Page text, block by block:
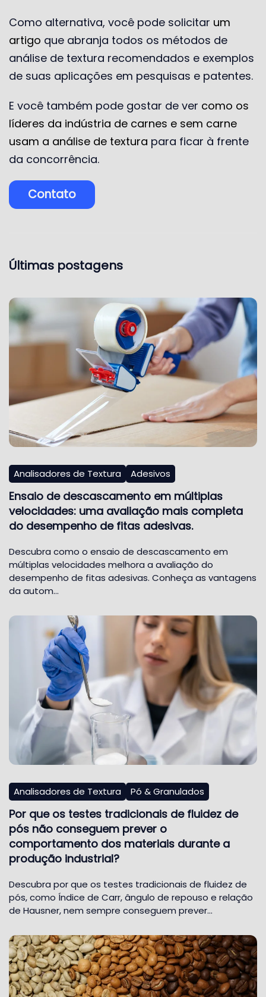
Como alternativa, você pode solicitar um
artigo que abranja todos os métodos de
análise de textura recomendados e exemplos
de suas aplicações em pesquisas e patentes.
E você também pode gostar de ver como os
líderes da indústria de carnes e sem carne
usam a análise de textura para ficar à frente
da concorrência.
Contato
Últimas postagens
Analisadores de Textura Adesivos
Ensaio de descascamento em múltiplas
velocidades: uma avaliação mais completa
do desempenho de fitas adesivas.
Descubra como o ensaio de descascamento em
múltiplas velocidades melhora a avaliação do
desempenho de fitas adesivas. Conheça as vantagens
da autom…
Analisadores de Textura Pó & Granulados
Por que os testes tradicionais de fluidez de
pós não conseguem prever o
comportamento dos materiais durante a
produção industrial?
Descubra por que os testes tradicionais de fluidez de
pós, como Índice de Carr, ângulo de repouso e relação
de Hausner, nem sempre conseguem prever…